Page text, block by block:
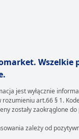
Wszelkie
jest wyłącznie
art.66 § 1.
zostały zaokrąglone do
zależy od